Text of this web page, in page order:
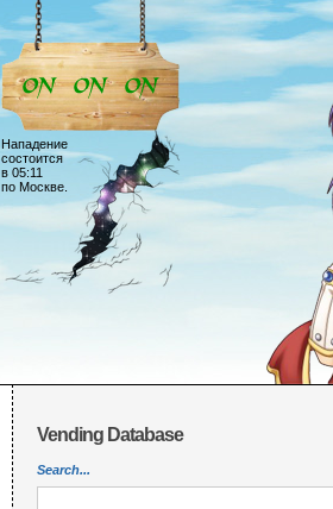
Нападение
состоится
в 05:11
по Москве.
Vending Database
Search...